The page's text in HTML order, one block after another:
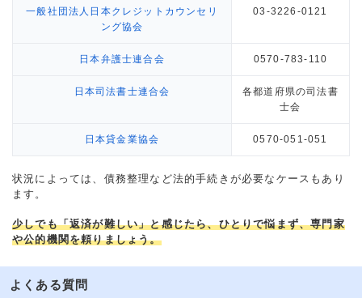
一般社団法人日本クレジットカウンセリ
ング協会
03-3226-0121
日本弁護士連合会 0570-783-110
日本司法書士連合会
各都道府県の司法書
士会
日本貸金業協会 0570-051-051
状況によっては、債務整理など法的手続きが必要なケースもあり
ます。
少しでも「返済が難しい」と感じたら、ひとりで悩まず、専門家
や公的機関を頼りましょう。
よくある質問